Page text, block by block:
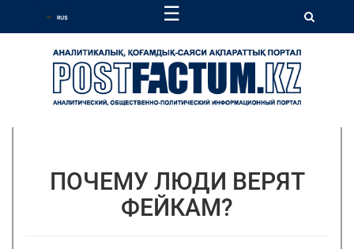
☰
ПОЧЕМУ ЛЮДИ ВЕРЯТ
ФЕЙКАМ?